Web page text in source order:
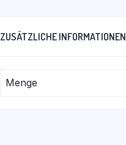
ZUSÄTZLICHE INFORMATIONEN
Menge